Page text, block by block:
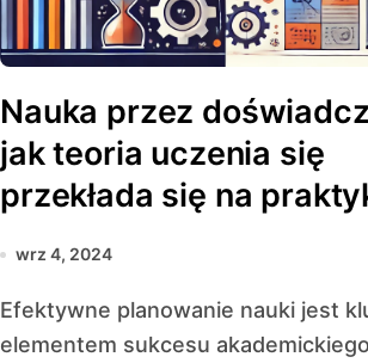
Nauka przez
jak teoria uczenia się
przekłada się na
wrz 4, 2024
Efektywne planowanie nauki jest kluczowym
elementem sukcesu